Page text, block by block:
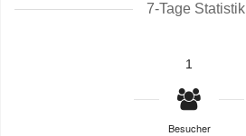
7-Tage Statistik
1
Besucher